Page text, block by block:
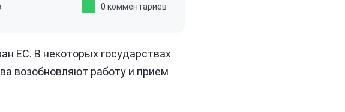
0 комментариев
ЕС. В некоторых государствах
возобновляют работу и прием